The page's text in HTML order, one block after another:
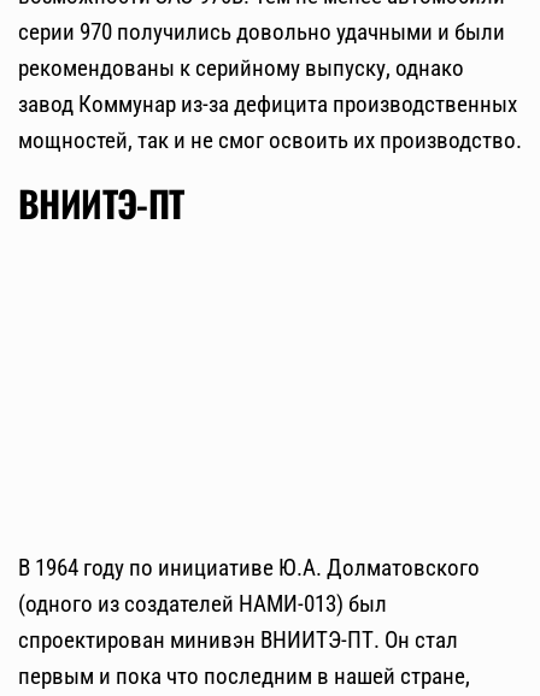
серии 970 получились довольно удачными и были
рекомендованы к серийному выпуску, однако
завод Коммунар из-за дефицита производственных
мощностей, так и не смог освоить их производство.
ВНИИТЭ-ПТ
В 1964 году по инициативе Ю.А. Долматовского
(одного из создателей НАМИ-013) был
спроектирован минивэн ВНИИТЭ-ПТ. Он стал
первым и пока что последним в нашей стране,